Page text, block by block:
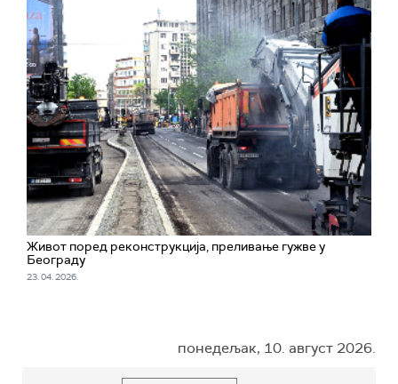
Живот поред реконструкција, преливање гужве у
Београду
23. 04. 2026.
понедељак, 10. август 2026.